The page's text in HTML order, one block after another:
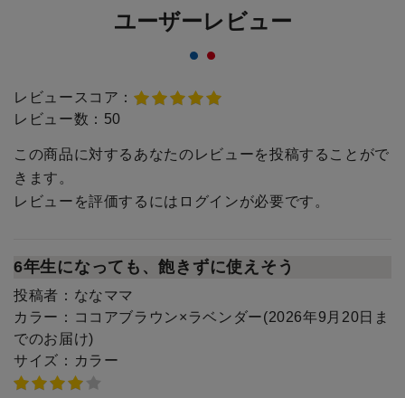
ユーザーレビュー
レビュースコア：
レビュー数： 50
この商品に対するあなたのレビューを投稿することがで
きます。
レビューを評価するには ログインが必要です。
6年生になっても、飽きずに使えそう
投稿者： ななママ
カラー： ココアブラウン×ラベンダー(2026年9月20日ま
でのお届け)
サイズ： カラー